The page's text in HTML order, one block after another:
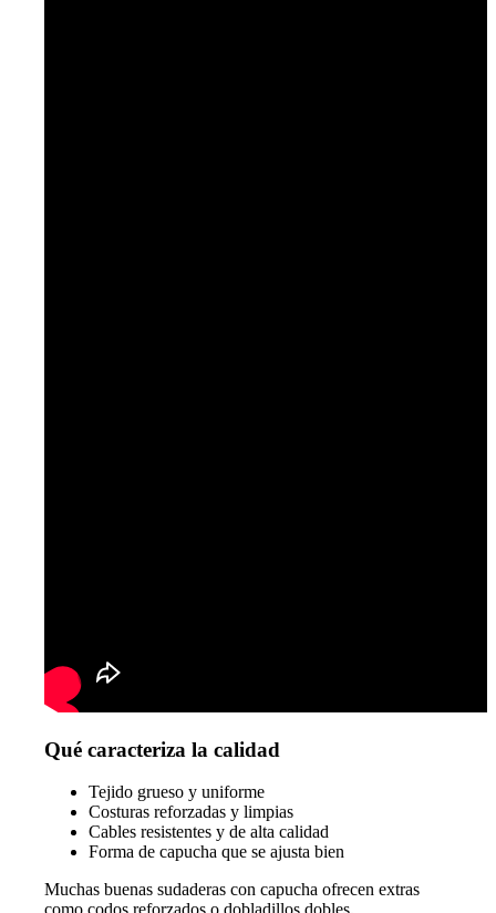
Qué caracteriza la calidad
Tejido grueso y uniforme
Costuras reforzadas y limpias
Cables resistentes y de alta calidad
Forma de capucha que se ajusta bien
Muchas buenas sudaderas con capucha ofrecen extras